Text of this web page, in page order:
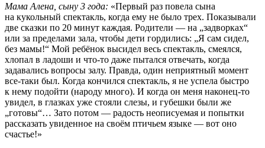
Мама Алена, сыну 3 года: «Первый раз повела сына
на кукольный спектакль, когда ему не было трех. Показывали
две сказки по 20 минут каждая. Родители — на „задворках“
или за пределами зала, чтобы дети гордились: „Я сам сидел,
без мамы!“ Мой ребёнок высидел весь спектакль, смеялся,
хлопал в ладоши и что-то даже пытался отвечать, когда
задавались вопросы залу. Правда, один неприятный момент
все-таки был. Когда кончился спектакль, я не успела быстро
к нему подойти (народу много). И когда он меня наконец-то
увидел, в глазках уже стояли слезы, и губешки были же
„готовы“… Зато потом — радость неописуемая и попытки
рассказать увиденное на своём птичьем языке — вот оно
счастье!»